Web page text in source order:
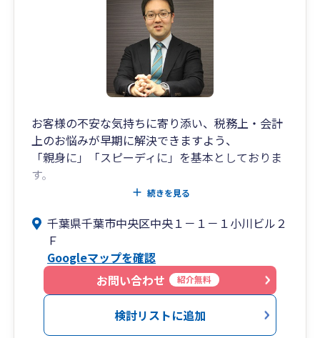
お客様の不安な気持ちに寄り添い、税務上・会計
上のお悩みが早期に解決できますよう、
「親身に」「スピーディに」を基本としておりま
す。
る相談だけでなく、経営に関する相談も可能です
（WEB面談対応可能）。
・決算税務申告（法人および個人事業主）
・税務調査対応（法人および個人事業主）
・資金融資（日本政策金融公庫千葉支店と連携）
・独立開業
続きを見る
千葉県千葉市中央区中央１－１－１小川ビル２
Ｆ
Googleマップを確認
お問い合わせ
紹介無料
検討リストに追加